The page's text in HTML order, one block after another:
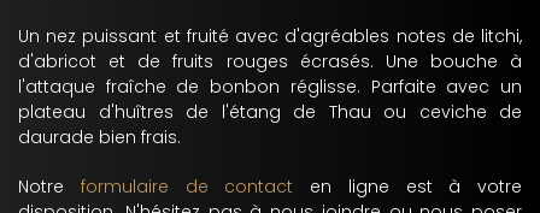
Un nez puissant et fruité avec d'agréables notes de litchi,
d'abricot et de fruits rouges écrasés. Une bouche à
l'attaque fraîche de bonbon réglisse. Parfaite avec un
plateau d'huîtres de l'étang de Thau ou ceviche de
daurade bien frais.
Notre formulaire de contact en ligne est à votre